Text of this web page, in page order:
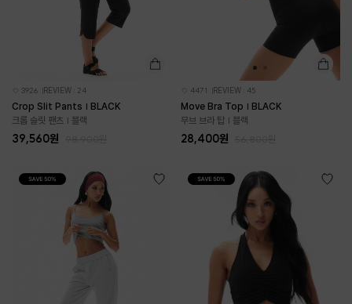
3926 REVIEW : 24
Crop Slit Pants | BLACK
크롭 슬릿 팬츠 | 블랙
39,560원
4471 REVIEW : 45
Move Bra Top | BLACK
무브 브라 탑 | 블랙
28,400원